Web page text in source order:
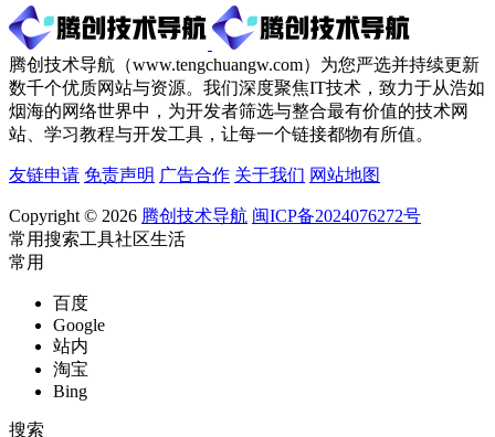
腾创技术导航（www.tengchuangw.com）为您严选并持续更新
数千个优质网站与资源。我们深度聚焦IT技术，致力于从浩如
烟海的网络世界中，为开发者筛选与整合最有价值的技术网
站、学习教程与开发工具，让每一个链接都物有所值。
友链申请 免责声明 广告合作 关于我们 网站地图
Copyright © 2026 腾创技术导航 闽ICP备2024076272号
常用搜索工具社区生活
常用
百度
Google
站内
淘宝
Bing
搜索